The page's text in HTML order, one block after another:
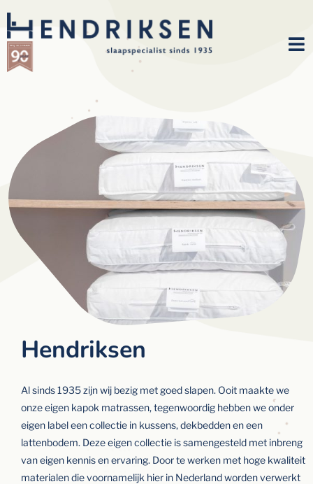
Hendriksen
Al sinds 1935 zijn wij bezig met goed slapen. Ooit maakte we
onze eigen kapok matrassen, tegenwoordig hebben we onder
eigen label een collectie in kussens, dekbedden en een
lattenbodem. Deze eigen collectie is samengesteld met inbreng
van eigen kennis en ervaring. Door te werken met hoge kwaliteit
materialen die voornamelijk hier in Nederland worden verwerkt